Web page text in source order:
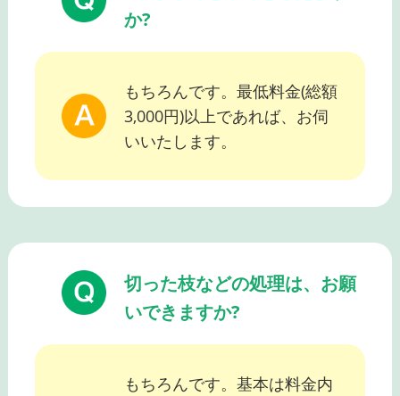
か?
もちろんです。最低料金(総額
3,000円)以上であれば、お伺
いいたします。
切った枝などの処理は、お願
いできますか?
もちろんです。基本は料金内